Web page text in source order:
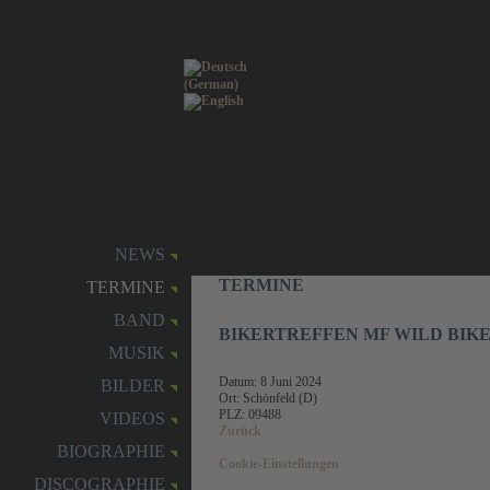
TERMINE
BIKERTREFFEN MF WILD
Datum: 8 Juni 2024
Ort: Schönfeld (D)
PLZ: 09488
Zurück
Cookie-Einstellungen
NEWS
TERMINE
BAND
MUSIK
BILDER
VIDEOS
BIOGRAPHIE
DISCOGRAPHIE